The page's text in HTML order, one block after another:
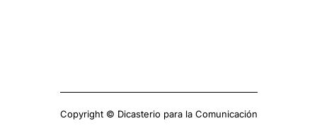
Copyright © Dicasterio para la Comunicación